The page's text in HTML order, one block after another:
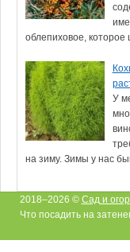
облепиховое, которое
У
на зиму. Зимы у нас
2018–2026 © Сад и
Что посадить на